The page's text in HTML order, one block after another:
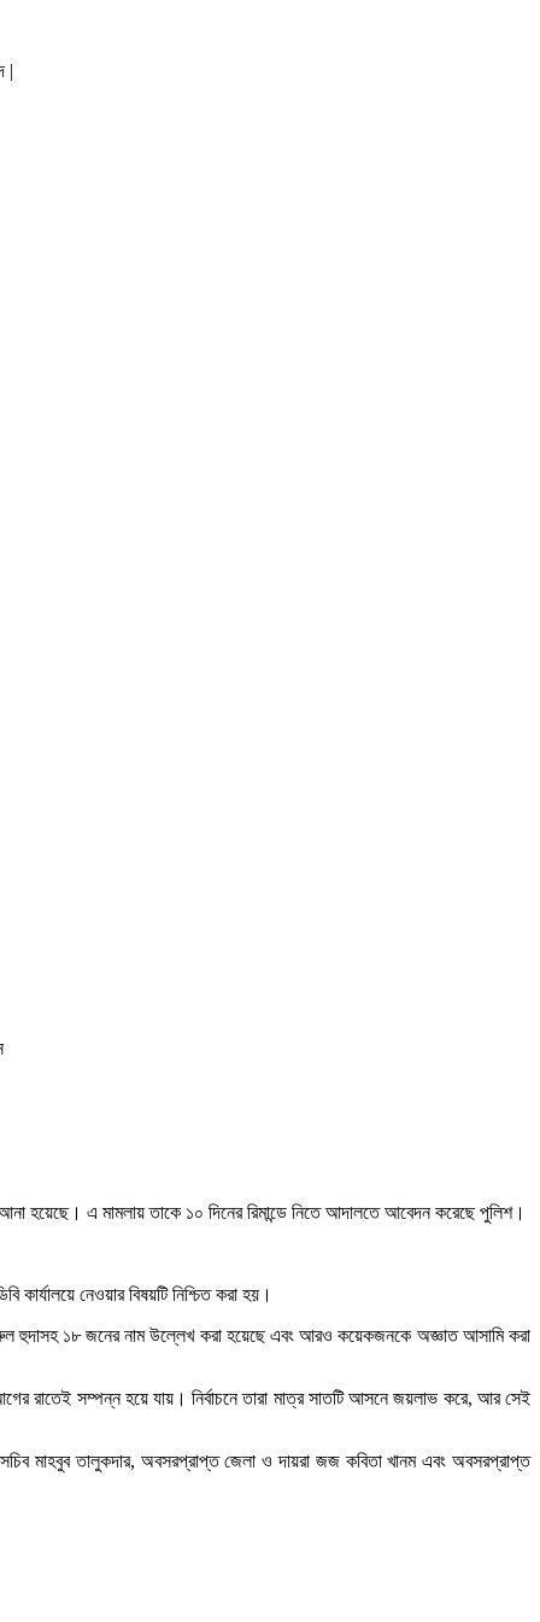
|
আনা হয়েছে। এ মামলায় তাকে ১০ দিনের রিমান্ডে নিতে আদালতে আবেদন করেছে পুলিশ।
নেওয়ার বিষয়টি নিশ্চিত করা হয়।
নুরুল হুদাসহ ১৮ জনের নাম উল্লেখ করা হয়েছে এবং আরও কয়েকজনকে অজ্ঞাত আসামি করা
রাতেই সম্পন্ন হয়ে যায়। নির্বাচনে তারা মাত্র সাতটি আসনে জয়লাভ করে, আর সেই
মাহবুব তালুকদার, অবসরপ্রাপ্ত জেলা ও দায়রা জজ কবিতা খানম এবং অবসরপ্রাপ্ত